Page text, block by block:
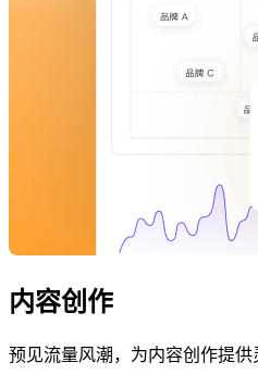
内容创作
预见流量风潮，为内容创作提供